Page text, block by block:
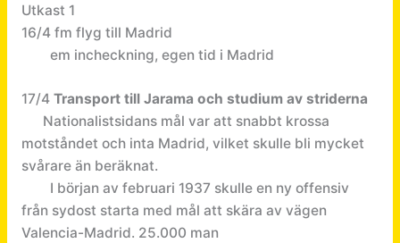
Utkast 1
16/4 fm flyg till Madrid
em incheckning, egen tid i Madrid
17/4 Transport till Jarama och studium av striderna
Nationalistsidans mål var att snabbt krossa
motståndet och inta Madrid, vilket skulle bli mycket
svårare än beräknat.
I början av februari 1937 skulle en ny offensiv
från sydost starta med mål att skära av vägen
Valencia-Madrid. 25.000 man